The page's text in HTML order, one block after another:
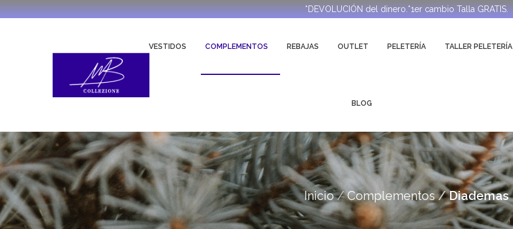
*DEVOLUCIÓN del dinero.*1er cambio Talla GRATIS.
VESTIDOS COMPLEMENTOS REBAJAS OUTLET PELETERÍA TALLER PELETERÍA
BLOG
Inicio Complementos Diademas